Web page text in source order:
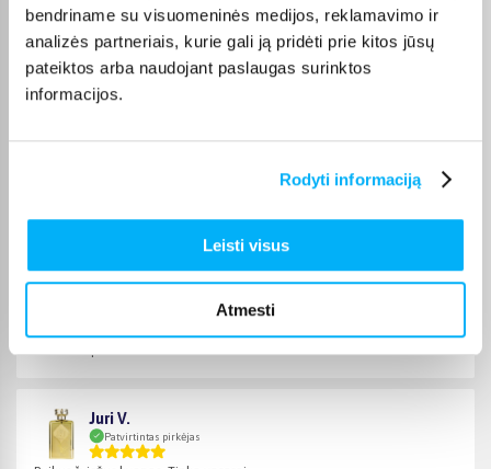
bendriname su visuomeninės medijos, reklamavimo ir
analizės partneriais, kurie gali ją pridėti prie kitos jūsų
pateiktos arba naudojant paslaugas surinktos
informacijos.
Rodyti informaciją
Leisti visus
Atmesti
Pirkėjų atsiliepimai apie prekes
Geras kvapas
Juri V.
Patvirtintas pirkėjas